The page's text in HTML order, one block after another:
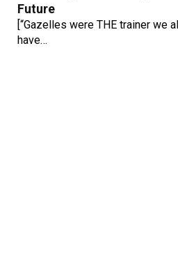
Future
[“Gazelles were THE trainer we
have…